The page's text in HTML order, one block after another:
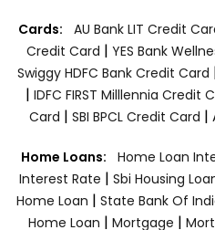
Cards: AU Bank LIT Credit
Credit Card | YES Bank
Swiggy HDFC Bank Credit Card
| IDFC FIRST Milllennia Credit
Card | SBI BPCL Credit Card |
Home Loans: Home Loan
Interest Rate | Sbi Housing
Home Loan | State Bank Of
Home Loan | Mortgage |